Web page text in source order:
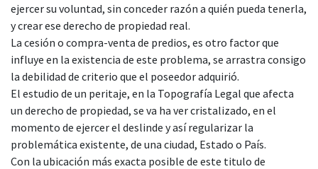
ejercer su voluntad, sin conceder razón a quién pueda tenerla,
y crear ese derecho de propiedad real.
La cesión o compra-venta de predios, es otro factor que
influye en la existencia de este problema, se arrastra consigo
la debilidad de criterio que el poseedor adquirió.
El estudio de un peritaje, en la Topografía Legal que afecta
un derecho de propiedad, se va ha ver cristalizado, en el
momento de ejercer el deslinde y así regularizar la
problemática existente, de una ciudad, Estado o País.
Con la ubicación más exacta posible de este titulo de